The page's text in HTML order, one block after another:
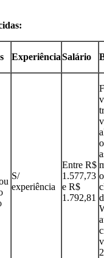
ExperiênciaSalário
S/
experiência
Entre R$
1.577,73
e R$
1.792,81